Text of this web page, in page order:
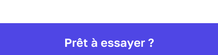
Prêt à essayer ?